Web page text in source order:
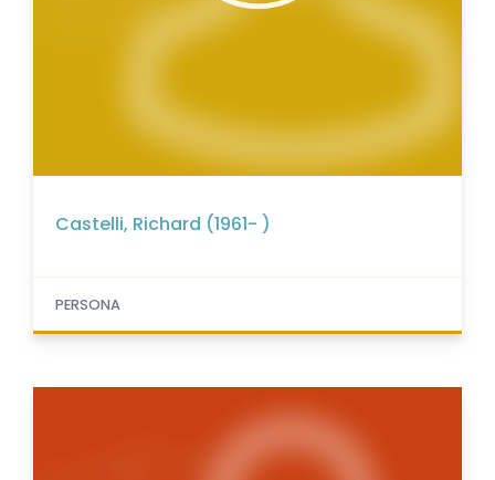
Castelli, Richard (1961- )
PERSONA